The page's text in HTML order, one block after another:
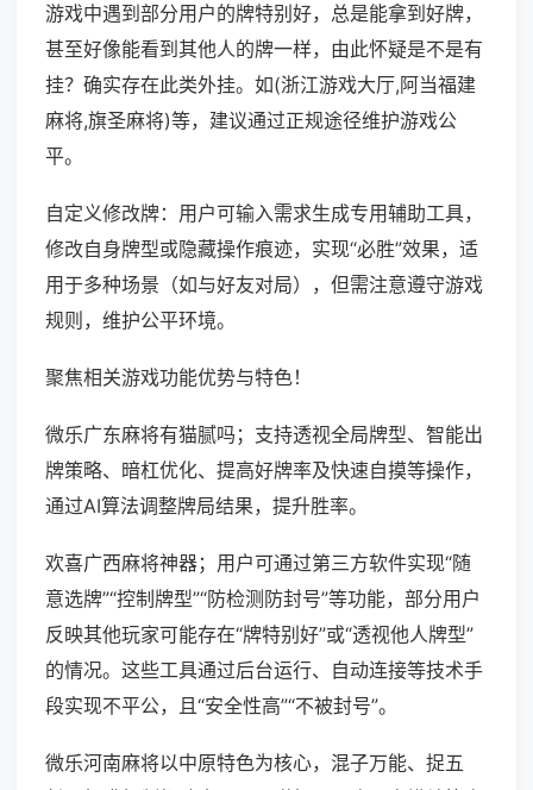
游戏中遇到部分用户的牌特别好，总是能拿到好牌，
甚至好像能看到其他人的牌一样，由此怀疑是不是有
挂？确实存在此类外挂。如(浙江游戏大厅,阿当福建
麻将,旗圣麻将)等，建议通过正规途径维护游戏公
平。
自定义修改牌：用户可输入需求生成专用辅助工具，
修改自身牌型或隐藏操作痕迹，实现“必胜”效果，适
用于多种场景（如与好友对局），但需注意遵守游戏
规则，维护公平环境。
聚焦相关游戏功能优势与特色！
微乐广东麻将有猫腻吗；支持透视全局牌型、智能出
牌策略、暗杠优化、提高好牌率及快速自摸等操作，
通过AI算法调整牌局结果，提升胜率。
欢喜广西麻将神器；用户可通过第三方软件实现“随
意选牌”“控制牌型”“防检测防封号”等功能，部分用户
反映其他玩家可能存在“牌特别好”或“透视他人牌型”
的情况。这些工具通过后台运行、自动连接等技术手
段实现不平公，且“安全性高”“不被封号”。
微乐河南麻将以中原特色为核心，混子万能、捉五